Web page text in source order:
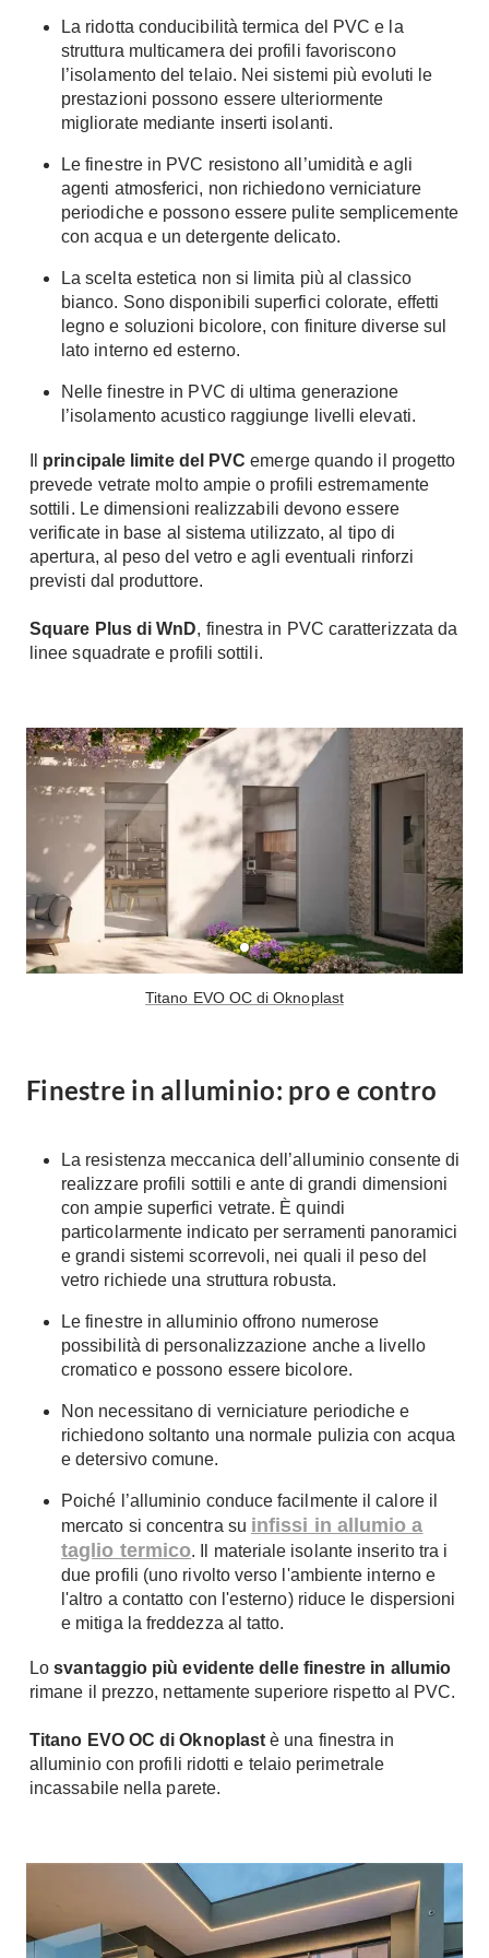
Pareti Attrezzate
Porta Tv
Contatti
Divani
Divani moderni
Divani classici
Poltroncine
Divanoletto
Chaise Longue
Divani Angolo
Divani in Pelle
Complementi
Tavoli
Sedie
Tavolini
Tappeti
Oggettistica
Complementi arredo
Camere Matrimoniali
Letti
Comodino
Camere Classiche
Lenzuola
Piumini
Letti Contenitore
Letti a Scomparsa
Armadi ante
Armadi su misura
Armadi Angolo
I consigli sugli armadi
Camerette
Camerette Ragazzi
Camerette Bambini
Per Neonati
Lettini
Materassi
Lattice
Memory Foam
Reti Letto
Cuscini
Consigli materassi
Arredo Bagno
Sanitari
Accessori Bagno
Vasche da Bagno
Chiller
Pompe di calore
Ecologia
Case in Legno
Case Prefabbricate
Fotovoltaico
Riciclo
Energie Rinnovabili
Bioedilizia
Cura della casa
Pulizia
Detergenti
Stiro
Aspirapolvere
Progetti
Norme
Il Verde
Restauri
Impianti
Hi-Fi
Televisori
Hi-Fi
Home-Theatre
Console
Blindate
Porte Scorrevoli
Portoni
Maniglie
Finestre
Finestre Alluminio
Finestre Legno
Persiane
A Chiocciola
Scale Interni
Ringhiere
Rivestimenti
Cotto
Resina
Parquet
Gres
Carta da parati
Pavimenti esterni
Fai da Te
La ridotta conducibilità termica del PVC e la
struttura multicamera dei profili favoriscono
l’isolamento del telaio. Nei sistemi più evoluti le
prestazioni possono essere ulteriormente
migliorate mediante inserti isolanti.
Le finestre in PVC resistono all’umidità e agli
agenti atmosferici, non richiedono verniciature
periodiche e possono essere pulite semplicemente
con acqua e un detergente delicato.
La scelta estetica non si limita più al classico
bianco. Sono disponibili superfici colorate, effetti
legno e soluzioni bicolore, con finiture diverse sul
lato interno ed esterno.
Nelle finestre in PVC di ultima generazione
l’isolamento acustico raggiunge livelli elevati.
principale limite del PVC emerge quando il progetto
prevede vetrate molto ampie o profili estremamente
sottili. Le dimensioni realizzabili devono essere
verificate in base al sistema utilizzato, al tipo di
apertura, al peso del vetro e agli eventuali rinforzi
previsti dal produttore.
Square Plus di WnD, finestra in PVC caratterizzata da
linee squadrate e profili sottili.
Titano EVO OC di Oknoplast
Finestre in alluminio: pro e contro
La resistenza meccanica dell’alluminio consente di
realizzare profili sottili e ante di grandi dimensioni
con ampie superfici vetrate. È quindi
particolarmente indicato per serramenti panoramici
e grandi sistemi scorrevoli, nei quali il peso del
vetro richiede una struttura robusta.
Le finestre in alluminio offrono numerose
possibilità di personalizzazione anche a livello
cromatico e possono essere bicolore.
Non necessitano di verniciature periodiche e
richiedono soltanto una normale pulizia con acqua
e detersivo comune.
Poiché l’alluminio conduce facilmente il calore il
mercato si concentra su infissi in allumio a
taglio termico. Il materiale isolante inserito tra i
due profili (uno rivolto verso l'ambiente interno e
l'altro a contatto con l'esterno) riduce le dispersioni
e mitiga la freddezza al tatto.
Losvantaggio più evidente delle finestre in allumio
rimane il prezzo, nettamente superiore rispetto al PVC.
Titano EVO OC di Oknoplast è una finestra in
alluminio con profili ridotti e telaio perimetrale
incassabile nella parete.